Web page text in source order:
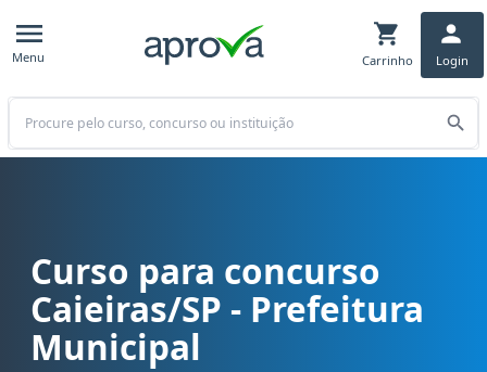
Menu Carrinho Login
Buscar
Curso para concurso Caieiras/SP - Prefeitura Municipal cargo
Curso para concurso
Caieiras/SP - Prefeitura
Municipal